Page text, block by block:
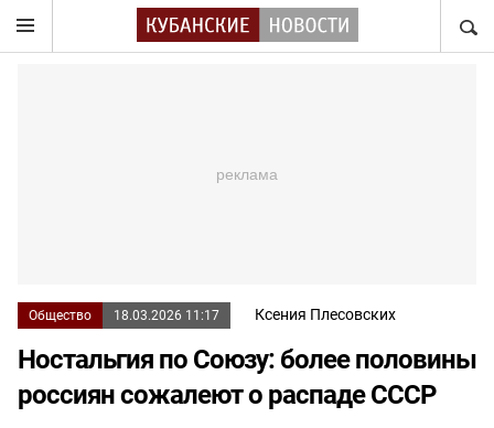
Общество 18.03.2026 11:17 Ксения Плесовских
Ностальгия по Союзу: более половины
россиян сожалеют о распаде СССР